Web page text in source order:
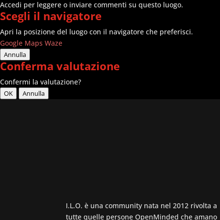
Accedi per leggere o inviare commenti su questo luogo.
Scegli il navigatore
Apri la posizione del luogo con il navigatore che preferisci.
Google Maps Waze
Annulla
Conferma valutazione
Confermi la valutazione?
OK Annulla
I.L.O. è una community nata nel 2012 rivolta a
tutte quelle persone OpenMinded che amano